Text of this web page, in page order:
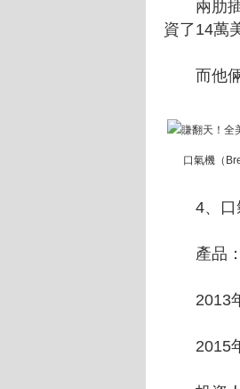
兩肋插
資了14萬
而他倆
口氣機（
4、口氣
產品：
2013年
2015年